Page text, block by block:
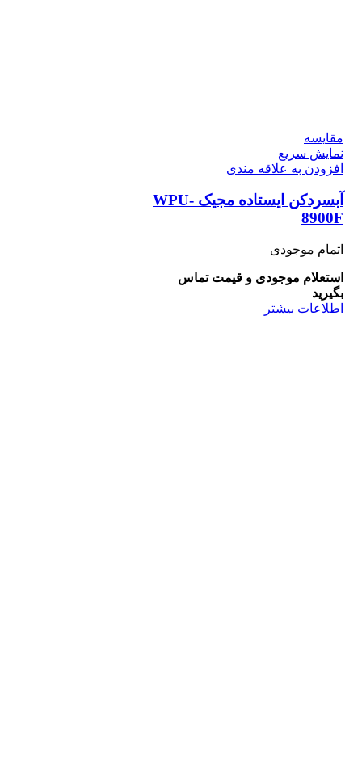
مقايسه
نمایش سریع
افزودن به علاقه مندی
آبسردکن ایستاده مجیک WPU-
8900F
اتمام موجودی
استعلام موجودی و قیمت تماس
بگیرید
اطلاعات بیشتر